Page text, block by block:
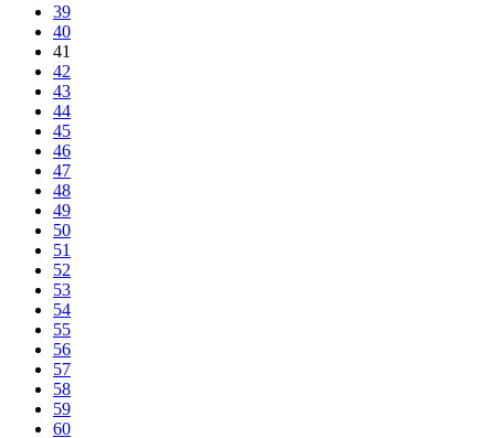
39
40
41
42
43
44
45
46
47
48
49
50
51
52
53
54
55
56
57
58
59
60